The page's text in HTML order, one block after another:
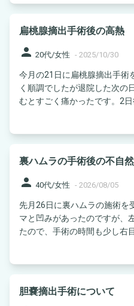
扁桃腺摘出手術後の高熱
person 20代/女性 - 2025/10/30
今月の21日に扁桃腺摘出手術
く順調でしたが退院した次の
むとすごく痛かったです。2日
裏ハムラの手術後の不自
person 40代/女性 - 2026/08/05
先月26日に裏ハムラの施術を
マと凹みがあったのですが、
たので、手術の時間も少し右
胆嚢摘出手術について